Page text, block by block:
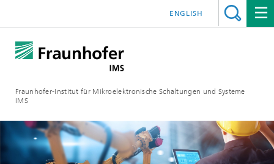
Fraunhofer-Institut für Mikroelektronische Schaltungen und Systeme
IMS
ENGLISH